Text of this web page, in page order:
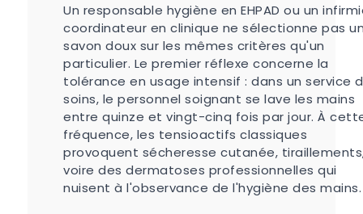
Un responsable hygiène en EHPAD ou un
coordinateur en clinique ne sélectionne pas
savon doux sur les mêmes critères qu'un
particulier. Le premier réflexe concerne la
tolérance en usage intensif : dans un service
soins, le personnel soignant se lave les mains
entre quinze et vingt-cinq fois par jour. À
fréquence, les tensioactifs classiques
provoquent sécheresse cutanée,
voire des dermatoses professionnelles qui
nuisent à l'observance de l'hygiène des mains.